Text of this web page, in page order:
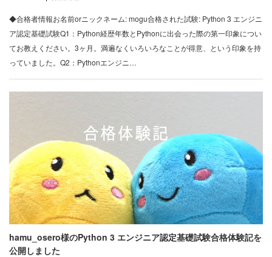
◆合格者情報お名前orニックネーム: mogu合格された試験: Python 3 エンジニ
ア認定基礎試験Q1：Python経歴年数とPythonに出会った際の第一印象につい
てお教えください。3ヶ月。満遍なくいろいろなことが得意、という印象を持
っていました。Q2：Pythonエンジニ…
hamu_osero様のPython 3 エンジニア認定基礎試験合格体験記を
公開しました